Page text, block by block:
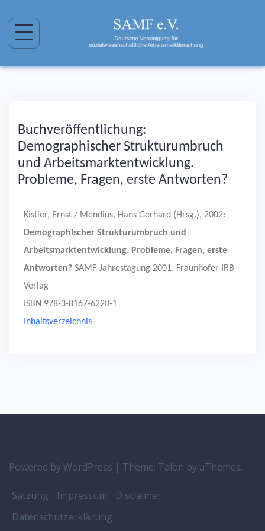
Buchveröffentlichung:
Demographischer Strukturumbruch
und Arbeitsmarktentwicklung.
Probleme, Fragen, erste Antworten?
Kistler, Ernst / Mendius, Hans Gerhard (Hrsg.), 2002:
Demographischer Strukturumbruch und
Arbeitsmarktentwicklung. Probleme, Fragen, erste
Antworten? SAMF-Jahrestagung 2001. Fraunhofer IRB
Verlag
ISBN 978-3-8167-6220-1
Inhaltsverzeichnis
Powered by WordPress | Theme: Talon by aThemes.
Satzung Impressum
Disclaimer
Datenschutzerklärung